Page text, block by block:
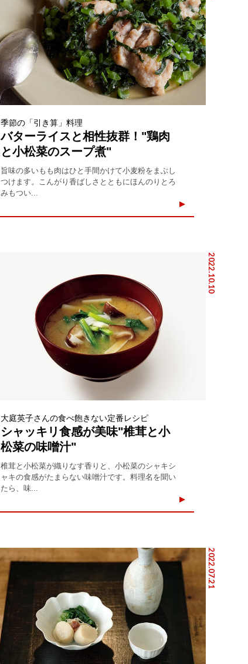
季節の「引き算」料理
バターライスと相性抜群！"鶏肉
と小松菜のスープ煮"
旨味の多いもも肉はひと手間かけて小麦粉をまぶし
つけます。こんがり香ばしさとともにほんのりとろ
みもつい...
2022.10.10
大庭英子さんの食べ飽きない定番レシピ
シャッキリ食感が美味"椎茸と小
松菜の味噌汁"
椎茸と小松菜が織りなす香りと、小松菜のシャキシ
ャキの食感がたまらない味噌汁です。料理名を聞い
たら、味...
2022.07.21